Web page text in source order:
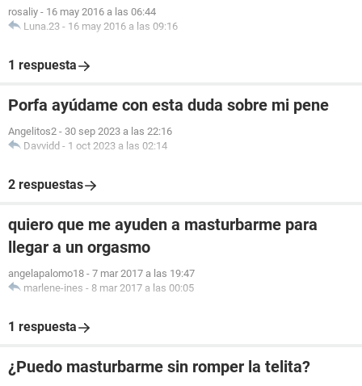
rosaliy - 16 may 2016 a las 06:44
Luna.23 - 16 may 2016 a las 09:16
1 respuesta
Porfa ayúdame con esta duda sobre mi pene
Angelitos2 - 30 sep 2023 a las 22:16
Davvidd - 1 oct 2023 a las 02:14
2 respuestas
quiero que me ayuden a masturbarme para
llegar a un orgasmo
angelapalomo18 - 7 mar 2017 a las 19:47
marlene-ines - 8 mar 2017 a las 00:05
1 respuesta
¿Puedo masturbarme sin romper la telita?